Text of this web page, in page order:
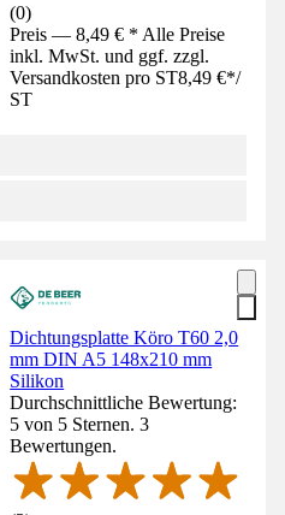
(0)
Preis — 8,49 € * Alle Preise
inkl. MwSt. und ggf. zzgl.
Versandkosten pro ST8,49 €*/
ST
Dichtungsplatte Köro T60 2,0
mm DIN A5 148x210 mm
Silikon
Durchschnittliche Bewertung:
5 von 5 Sternen. 3
Bewertungen.